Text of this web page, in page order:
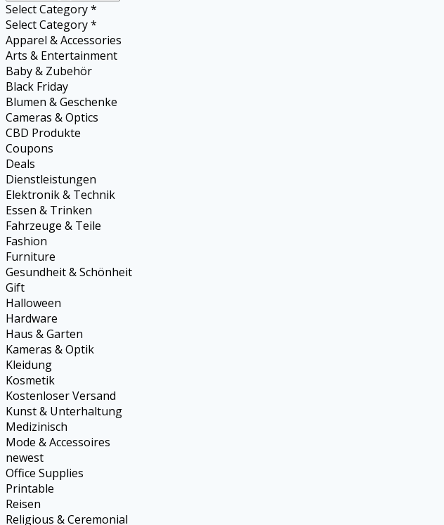
Select Category *
Select Category *
Apparel & Accessories
Arts & Entertainment
Baby & Zubehör
Black Friday
Blumen & Geschenke
Cameras & Optics
CBD Produkte
Coupons
Deals
Dienstleistungen
Elektronik & Technik
Essen & Trinken
Fahrzeuge & Teile
Fashion
Furniture
Gesundheit & Schönheit
Gift
Halloween
Hardware
Haus & Garten
Kameras & Optik
Kleidung
Kosmetik
Kostenloser Versand
Kunst & Unterhaltung
Medizinisch
Mode & Accessoires
newest
Office Supplies
Printable
Reisen
Religious & Ceremonial